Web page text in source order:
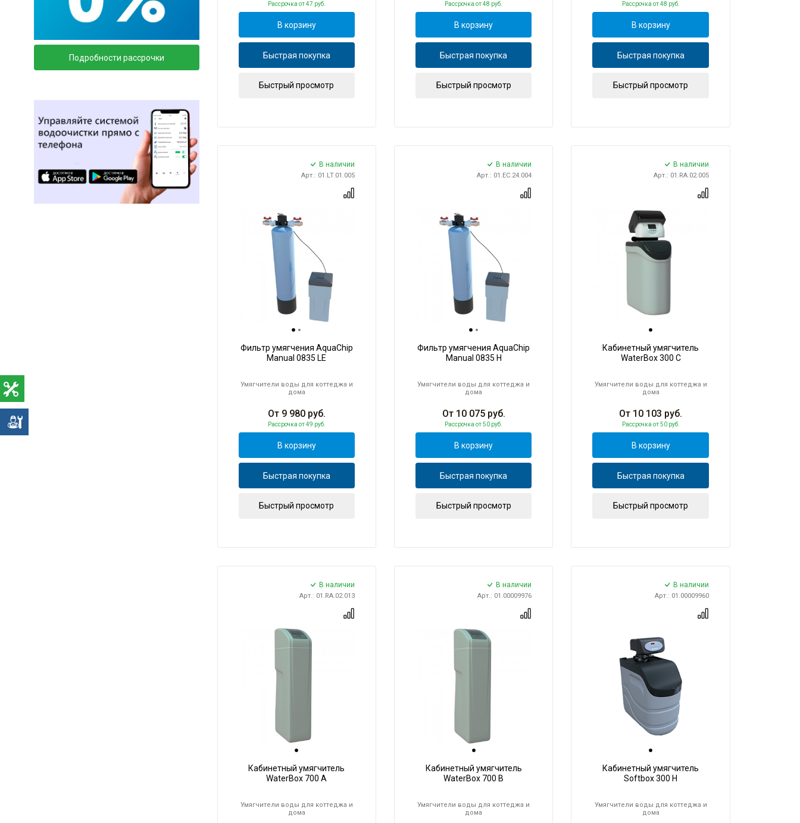
Подробности рассрочки
Рассрочка от 47 руб.
В корзину
Быстрая покупка
Быстрый просмотр
Рассрочкаот 48 руб.
В корзину
Быстрая покупка
Быстрый просмотр
Рассрочка от 48 руб.
В корзину
Быстрая покупка
Быстрый просмотр
В наличии
Арт.: 01.LT.01.005
Фильтр умягчения AquaChip
Manual 0835 LE
Умягчители воды для коттеджа и
дома
От 9 980руб.
Рассрочка от 49 руб.
В корзину
Быстрая покупка
Быстрый просмотр
В наличии
Арт.: 01.EC.24.004
Фильтр умягчения AquaChip
Manual 0835 H
Умягчители воды для коттеджа и
дома
От 10 075руб.
Рассрочкаот 50 руб.
В корзину
Быстрая покупка
Быстрый просмотр
В наличии
Арт.: 01.RA.02.005
Кабинетный умягчитель
WaterBox 300 C
Умягчители воды для коттеджа и
дома
От 10 103 руб.
Рассрочка от 50 руб.
В корзину
Быстрая покупка
Быстрый просмотр
В наличии
Арт.: 01.RA.02.013
Кабинетный умягчитель
WaterBox 700 A
Умягчители воды для коттеджа и
дома
В наличии
Арт.: 01.00009976
Кабинетный умягчитель
WaterBox 700 B
Умягчители воды для коттеджа и
дома
В наличии
Арт.: 01.00009960
Кабинетный умягчитель
Softbox 300 H
Умягчители воды для коттеджа и
дома